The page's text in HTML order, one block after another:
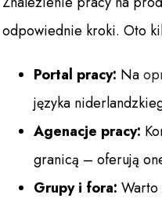
odpowiednie kroki. Oto
Portal pracy: Na
języka
Agenacje pracy:
granicą – oferują
Grupy i fora: Warto